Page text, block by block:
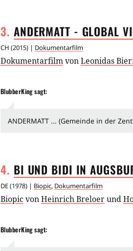
3. ANDERMATT - GLOBAL
CH (2015) | Dokumentarfilm
DokumentarfilmvonLeonidas
BlubberKingsagt:
ANDERMATT ... (Gemeinde in der
4. BI UND BIDI IN
DE(1978) | Biopic, Dokumentarfilm
BiopicvonHeinrich Breloerund
BlubberKingsagt: